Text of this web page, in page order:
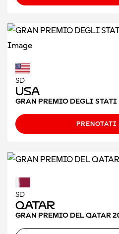
SD
USA
GRAN PREMIO DEGLI
SD
Qatar
GRAN PREMIO DEL QATAR